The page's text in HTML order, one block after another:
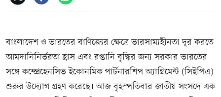
বাংলাদেশ ও ভারতের বাণিজ্যের ক্ষেত্রে ভারসাম্যহীনতা দূর করতে
আমদানিনির্ভরতা হ্রাস এবং রপ্তানি বৃদ্ধির জন্য সরকার ভারতের
সঙ্গে কম্প্রেহেনসিভ ইকোনমিক পার্টনারশিপ অ্যাগ্রিমেন্ট (সিইপিএ)
শুরুর উদ্যোগ গ্রহণ করেছে। আজ বৃহস্পতিবার জাতীয় সংসদে এক